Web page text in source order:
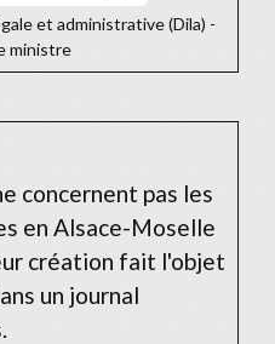
et administrative (Dila) -
ministre
concernent pas les
en Alsace-Moselle
création fait l'objet
un journal